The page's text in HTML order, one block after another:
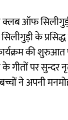
क्लब ऑफ
के
की शुरुआत
पर सुन्दर
ने अपनी